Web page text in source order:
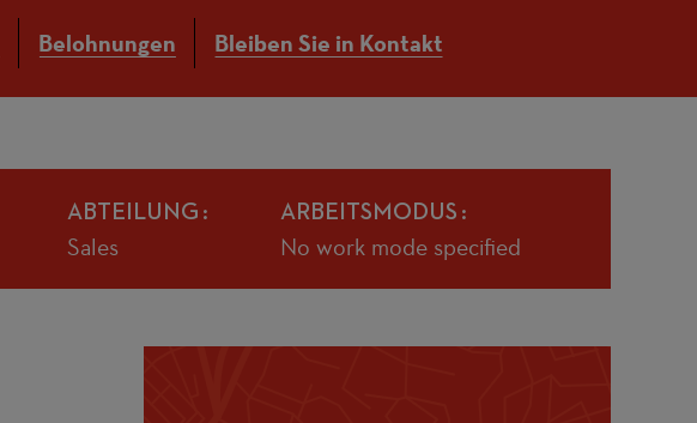
Belohnungen Bleiben Sie in Kontakt
ABTEILUNG
Sales
ARBEITSMODUS
No work mode specified